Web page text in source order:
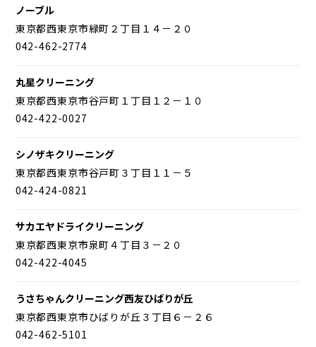
ノーブル
東京都西東京市緑町２丁目１４－２０
042-462-2774
丸星クリーニング
東京都西東京市谷戸町１丁目１２－１０
042-422-0027
シノザキクリーニング
東京都西東京市谷戸町３丁目１１－５
042-424-0821
サカエヤドライクリーニング
東京都西東京市泉町４丁目３－２０
042-422-4045
うさちゃんクリーニング西友ひばりが丘
東京都西東京市ひばりが丘３丁目６－２６
042-462-5101